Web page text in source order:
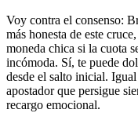
Voy contra el consenso:
más honesta de este
moneda chica si la cuota
incómoda. Sí, te puede
desde el salto inicial.
apostador que persigue
recargo emocional.